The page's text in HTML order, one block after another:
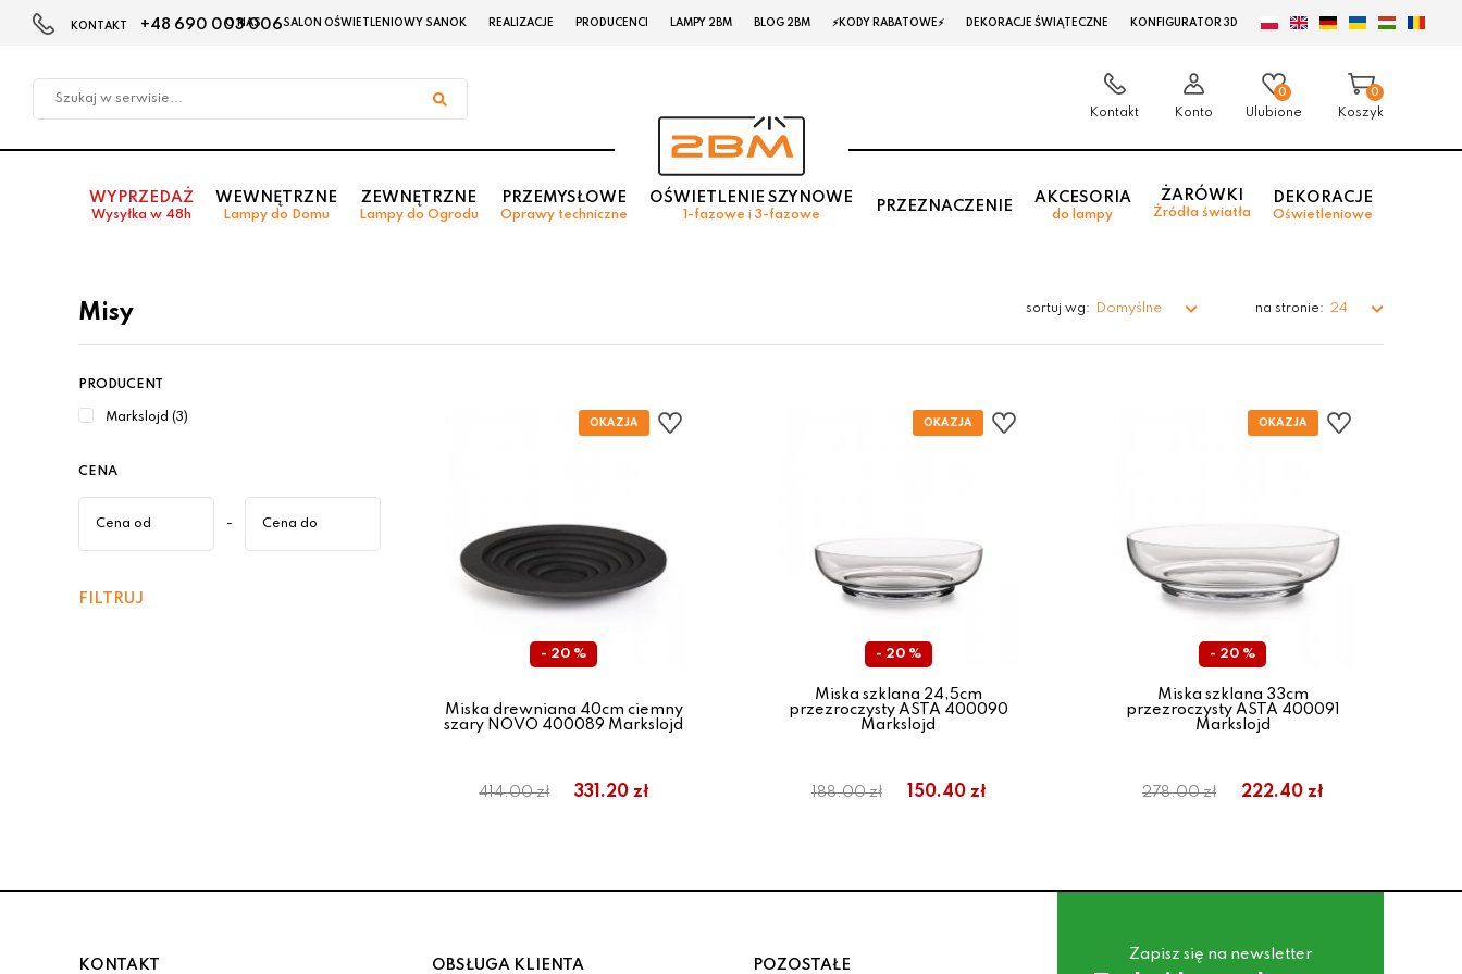
w
KONTAKT +48 690 003 006
O NAS SALON OŚWIETLENIOWY SANOK REALIZACJE PRODUCENCI LAMPY 2BM BLOG 2BM ⚡KODY RABATOWE⚡ DEKORACJE ŚWIĄTECZNE KONFIGURATOR 3D
Kontakt Konto
0
Ulubione
0
Koszyk
WYPRZEDAŻ
Wysyłka w 48h
WEWNĘTRZNE
Lampy do Domu
ZEWNĘTRZNE
Lampy do Ogrodu
PRZEMYSŁOWE
Oprawy techniczne
OŚWIETLENIE SZYNOWE
1-fazowe i 3-fazowe
PRZEZNACZENIE
AKCESORIA
do lampy
ŻARÓWKI
Źródła światła
DEKORACJE
Oświetleniowe
Misy sortuj wg: Domyślne na stronie: 24
PRODUCENT
Markslojd (3)
CENA
-
FILTRUJ
- 20 %
Miska drewniana 40cm ciemny
szary NOVO 400089 Markslojd
414.00 zł 331.20 zł
- 20 %
Miska szklana 24,5cm
przezroczysty ASTA 400090
Markslojd
188.00 zł 150.40 zł
- 20 %
Miska szklana 33cm
przezroczysty ASTA 400091
Markslojd
278.00 zł 222.40 zł
KONTAKT OBSŁUGA KLIENTA POZOSTAŁE
Zapisz się na newsletter